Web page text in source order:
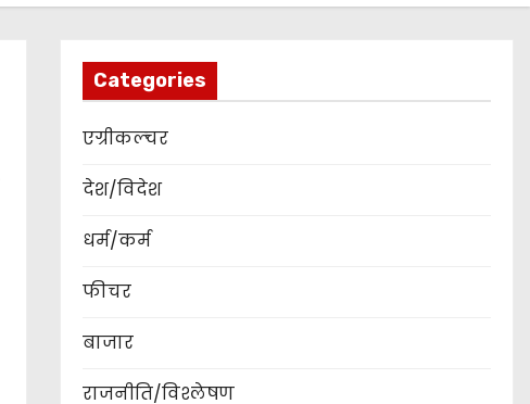
Categories
एग्रीकल्चर
देश/विदेश
धर्म/कर्म
फीचर
बाजार
राजनीति/विश्लेषण